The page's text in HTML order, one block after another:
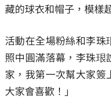
藏的球衣和帽子，模樣
活動在全場粉絲和李珠
照中圓滿落幕，李珠珢
家，我第一次幫大家簽
大家會喜歡！」